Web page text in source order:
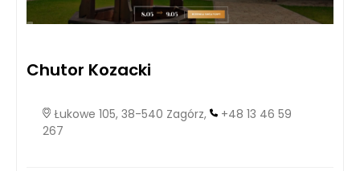
Chutor Kozacki
Łukowe 105, 38-540 Zagórz,
+48 13 46 59
267